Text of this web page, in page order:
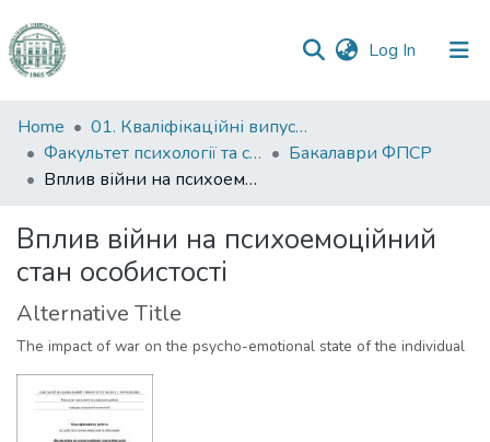
Log In (current)
Communities
&
Collections
Statistics
Home
01. Кваліфікаційні випускні роботи здобувачів вищої освіти
Факультет психології та соціальної роботи
Бакалаври ФПСР
Вплив війни на психоемоційний стан особистості
Вплив війни на психоемоційний
стан особистості
Alternative Title
The impact of war on the psycho-emotional state of the individual